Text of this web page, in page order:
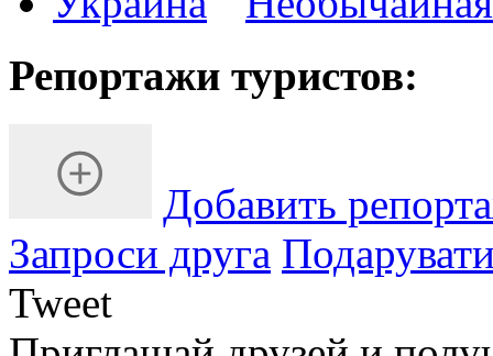
Репортажи туристов:
Добавить
Запроси друга
Tweet